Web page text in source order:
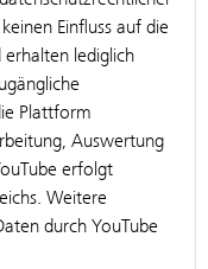
Einfluss auf die
erhalten lediglich
Plattform
Auswertung
erfolgt
Weitere
durch YouTube